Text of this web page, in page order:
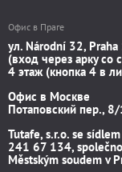
Офис в Праге
ул. Národní 32, Praha
(вход через арку со
4 этаж (кнопка 4 в
Офис в Москве
Потаповский пер.,
Tutafe, s.r.o. se
241 67 134,
Městským soudem v